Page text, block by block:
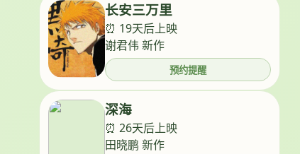
长安三万里
⏰ 19天后上映
谢君伟 新作
预约提醒
深海
⏰ 26天后上映
田晓鹏 新作